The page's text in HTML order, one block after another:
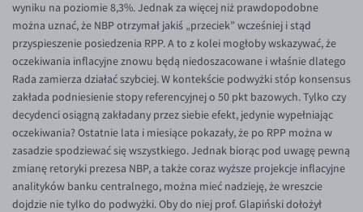
JPY/PLN
NZD/PLN
RON/PLN
SGD/PLN
TRY/PLN
ZAR/PLN
EUR/USD
EUR/GBP
Przelewy zagraniczne
Słowniczek
wyniku na poziomie 8,3%. Jednak za więcej niż prawdopodobne
można uznać, że NBP otrzymał jakiś „przeciek” wcześniej i stąd
przyspieszenie posiedzenia RPP. A to z kolei mogłoby wskazywać, że
oczekiwania inflacyjne znowu będą niedoszacowane i właśnie dlatego
Rada zamierza działać szybciej. W kontekście podwyżki stóp konsensus
zakłada podniesienie stopy referencyjnej o 50 pkt bazowych. Tylko czy
decydenci osiągną zakładany przez siebie efekt, jedynie wypełniając
oczekiwania? Ostatnie lata i miesiące pokazały, że po RPP można w
zasadzie spodziewać się wszystkiego. Jednak biorąc pod uwagę pewną
zmianę retoryki prezesa NBP, a także coraz wyższe projekcje inflacyjne
analityków banku centralnego, można mieć nadzieję, że wreszcie
dojdzie nie tylko do podwyżki. Oby do niej prof. Glapiński dołożył